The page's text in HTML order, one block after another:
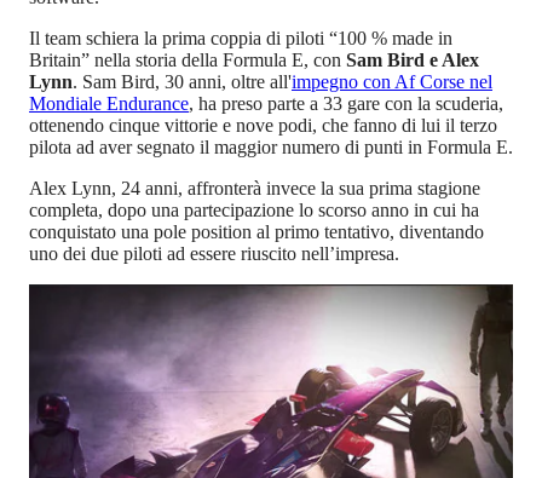
Il team schiera la prima coppia di piloti “100 % made in
Britain” nella storia della Formula E, con Sam Bird e Alex
Lynn. Sam Bird, 30 anni, oltre all'impegno con Af Corse nel
Mondiale Endurance, ha preso parte a 33 gare con la scuderia,
ottenendo cinque vittorie e nove podi, che fanno di lui il terzo
pilota ad aver segnato il maggior numero di punti in Formula E.
Alex Lynn, 24 anni, affronterà invece la sua prima stagione
completa, dopo una partecipazione lo scorso anno in cui ha
conquistato una pole position al primo tentativo, diventando
uno dei due piloti ad essere riuscito nell’impresa.